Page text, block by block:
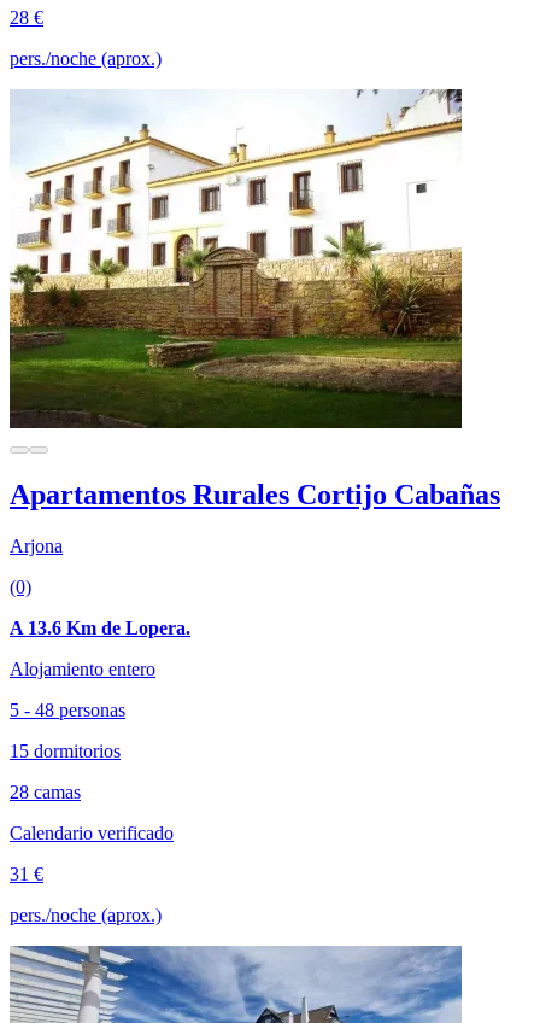
28 €
pers./noche (aprox.)
Apartamentos Rurales Cortijo Cabañas
Arjona
(0)
A 13.6 Km de Lopera.
Alojamiento entero
5 - 48 personas
15 dormitorios
28 camas
Calendario verificado
31 €
pers./noche (aprox.)